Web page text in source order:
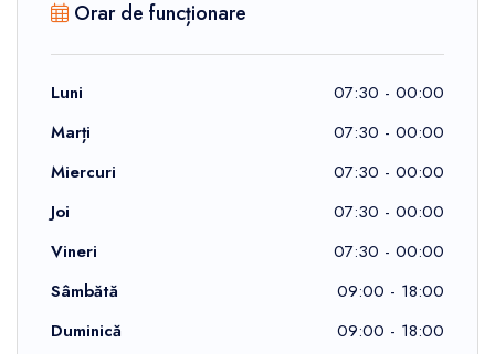
Orar de funcționare
Luni
07:30 - 00:00
Marți
07:30 - 00:00
Miercuri
07:30 - 00:00
Joi
07:30 - 00:00
Vineri
07:30 - 00:00
Sâmbătă
09:00 - 18:00
Duminică
09:00 - 18:00